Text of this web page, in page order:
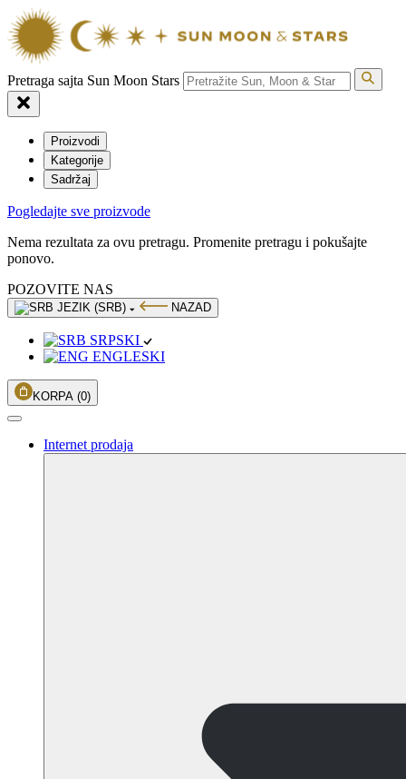
Pretraga sajta Sun Moon Stars
Proizvodi
Kategorije
Sadržaj
Pogledajte sve proizvode
Nema rezultata za ovu pretragu. Promenite pretragu i pokušajte
ponovo.
POZOVITE NAS
JEZIK (SRB) NAZAD
SRPSKI
ENGLESKI
KORPA (0)
Internet prodaja